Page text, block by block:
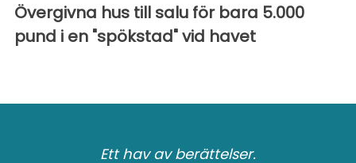
Övergivna hus till salu för bara 5.000
pund i en "spökstad" vid havet
Ett hav av berättelser.